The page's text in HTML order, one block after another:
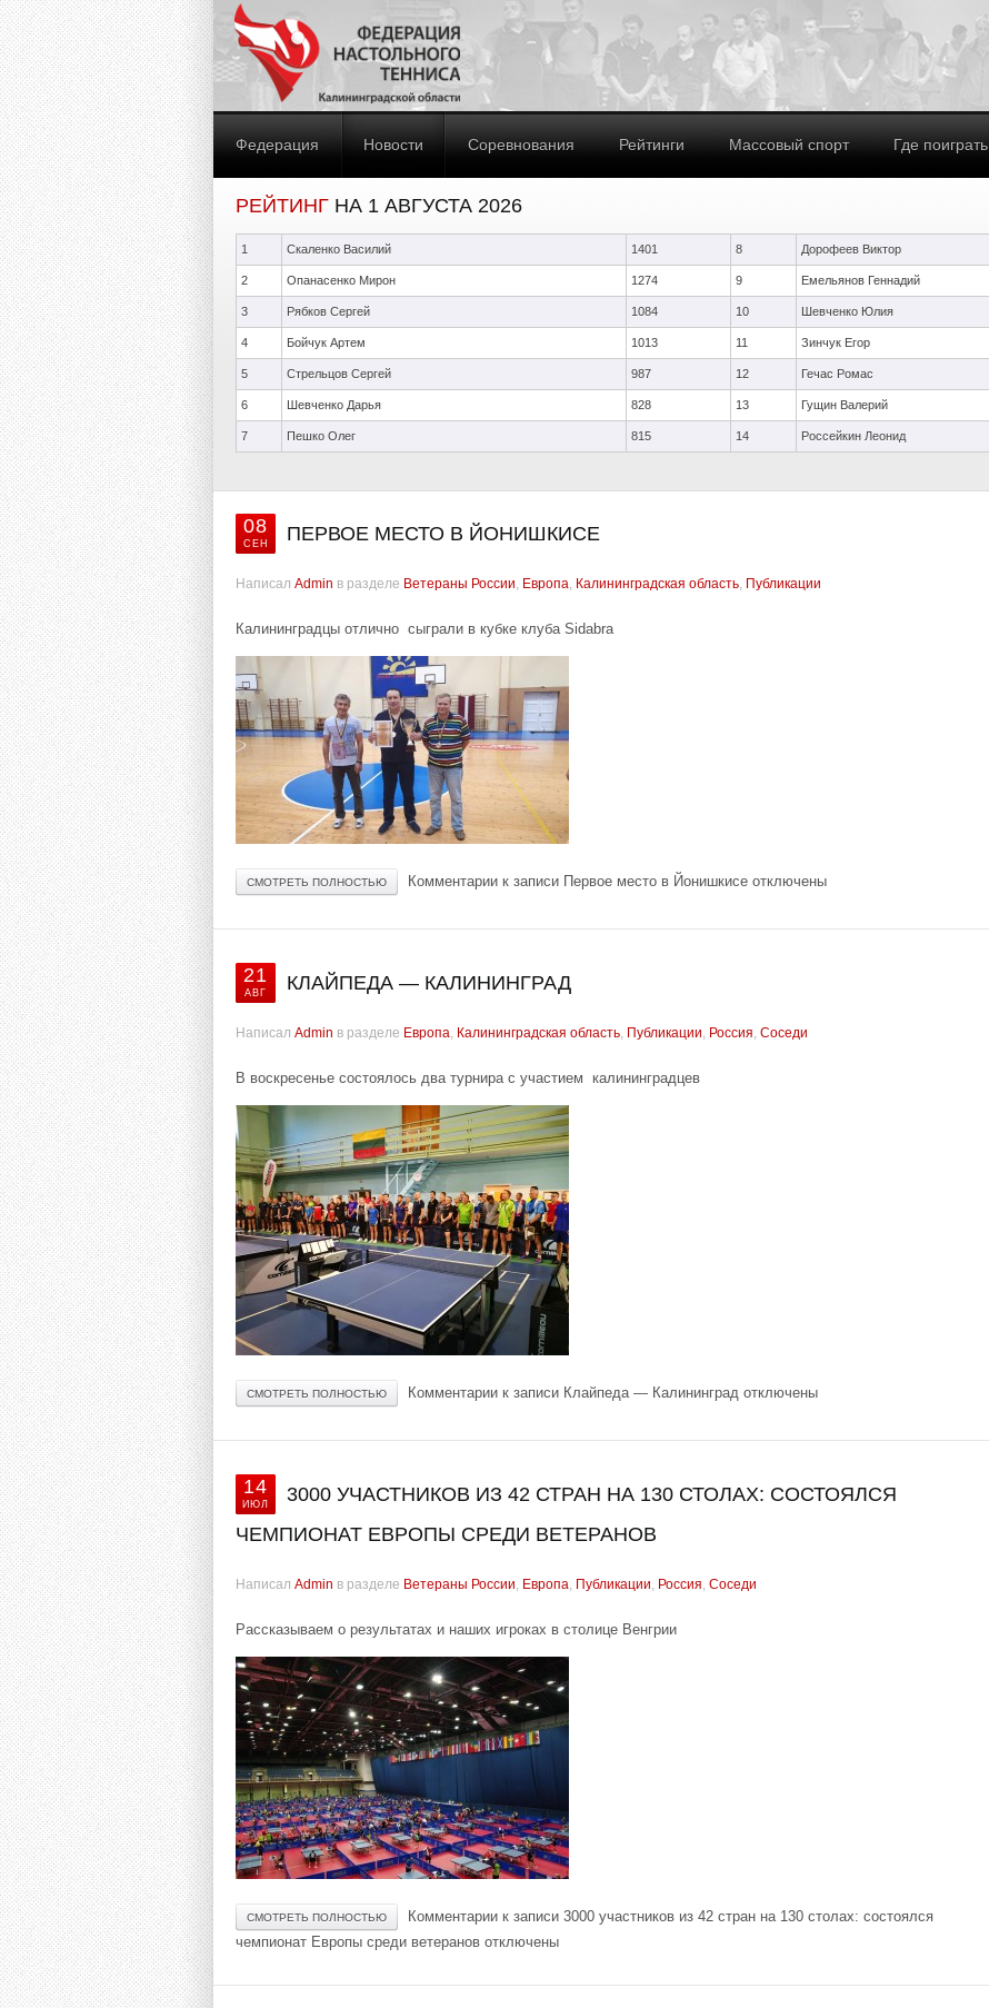
Федерация Новости Соревнования Рейтинги Массовый спорт Где поиграть
РЕЙТИНГ НА 1 АВГУСТА 2026
1 Скаленко Василий 1401 8 Дорофеев Виктор
2 Опанасенко Мирон 1274 9 Емельянов Геннадий
3 Рябков Сергей 1084 10 Шевченко Юлия
4 Бойчук Артем 1013 11 Зинчук Егор
5 Стрельцов Сергей 987 12 Гечас Ромас
6 Шевченко Дарья 828 13 Гущин Валерий
7 Пешко Олег 815 14 Россейкин Леонид
08
СЕН ПЕРВОЕ МЕСТО В ЙОНИШКИСЕ
Написал Admin в разделе Ветераны России, Европа, Калининградская область, Публикации
Калининградцы отлично сыграли в кубке клуба Sidabra
СМОТРЕТЬ ПОЛНОСТЬЮ Комментарии к записи Первое место в Йонишкисе отключены
21
АВГ КЛАЙПЕДА — КАЛИНИНГРАД
Написал Admin в разделе Европа, Калининградская область, Публикации, Россия, Соседи
В воскресенье состоялось два турнира с участием калининградцев
СМОТРЕТЬ ПОЛНОСТЬЮ Комментарии к записи Клайпеда — Калининград отключены
14
ИЮЛ
3000 УЧАСТНИКОВ ИЗ 42 СТРАН НА 130 СТОЛАХ: СОСТОЯЛСЯ
ЧЕМПИОНАТ ЕВРОПЫ СРЕДИ ВЕТЕРАНОВ
Написал Admin в разделе Ветераны России, Европа, Публикации, Россия, Соседи
Рассказываем о результатах и наших игроках в столице Венгрии
СМОТРЕТЬ ПОЛНОСТЬЮ Комментарии к записи 3000 участников из 42 стран на 130 столах: состоялся
чемпионат Европы среди ветеранов отключены